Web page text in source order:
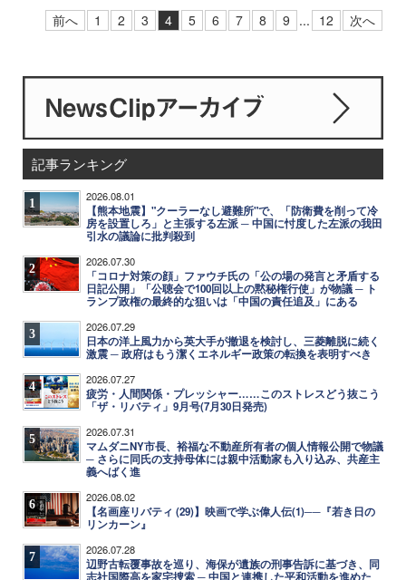
前へ 1 2 3 4 5 6 7 8 9 ... 12 次へ
記事ランキング
1 2026.08.01
【熊本地震】"クーラーなし避難所"で、「防衛費を削って冷
房を設置しろ」と主張する左派 ─ 中国に忖度した左派の我田
引水の議論に批判殺到
2 2026.07.30
「コロナ対策の顔」ファウチ氏の「公の場の発言と矛盾する
日記公開」「公聴会で100回以上の黙秘権行使」が物議 ─ ト
ランプ政権の最終的な狙いは「中国の責任追及」にある
3 2026.07.29
日本の洋上風力から英大手が撤退を検討し、三菱離脱に続く
激震 ─ 政府はもう潔くエネルギー政策の転換を表明すべき
4 2026.07.27
疲労・人間関係・プレッシャー……このストレスどう抜こう
「ザ・リバティ」9月号(7月30日発売)
5 2026.07.31
マムダニNY市長、裕福な不動産所有者の個人情報公開で物議
─ さらに同氏の支持母体には親中活動家も入り込み、共産主
義へばく進
6 2026.08.02
【名画座リバティ (29)】映画で学ぶ偉人伝(1)──『若き日の
リンカーン』
7 2026.07.28
辺野古転覆事故を巡り、海保が遺族の刑事告訴に基づき、同
志社国際高を家宅捜索 ─ 中国と連携した平和活動を進めた